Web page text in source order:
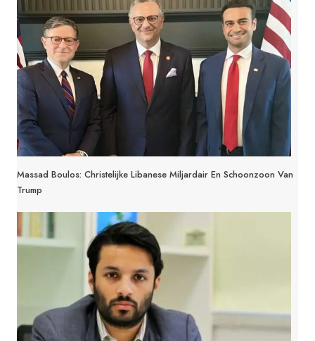
Massad Boulos: Christelijke Libanese Miljardair En Schoonzoon Van
Trump